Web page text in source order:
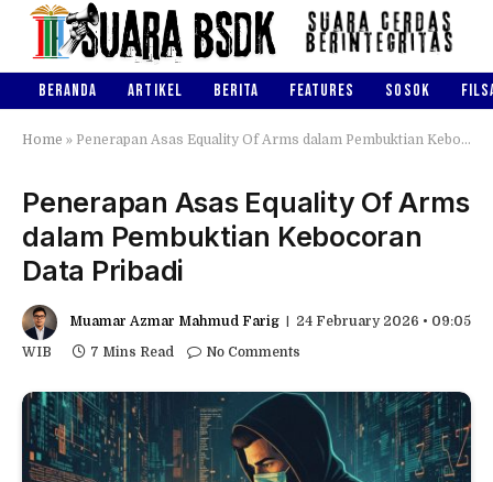
BERANDA ARTIKEL BERITA FEATURES SOSOK
Home » Penerapan Asas Equality Of Arms dalam Pembuktian Kebocoran Data Pribadi
Penerapan Asas Equality Of Arms
dalam Pembuktian Kebocoran
Data Pribadi
Muamar Azmar Mahmud Farig
24 February 2026 • 09:05
WIB
7 Mins Read No Comments